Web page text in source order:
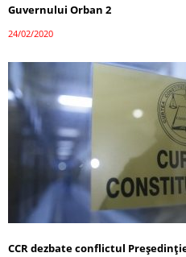
Guvernului Orban 2
24/02/2020
CCR dezbate conflictul